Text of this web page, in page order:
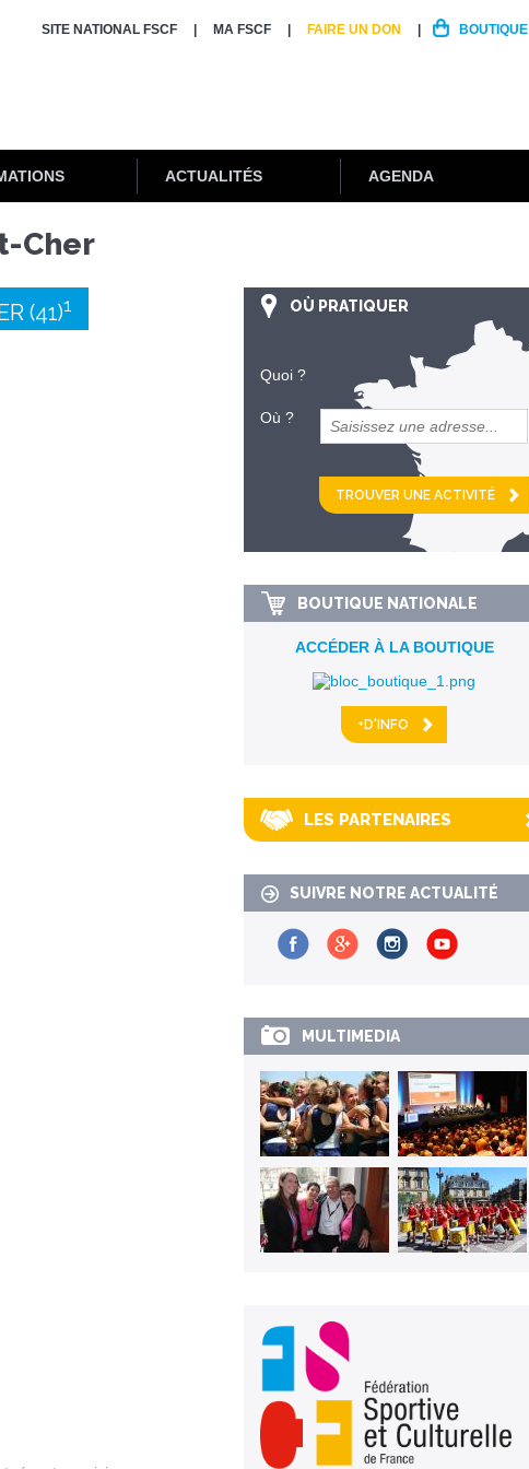
SITE NATIONAL FSCF MA FSCF FAIRE UN DON BOUTIQUE
ACTUALITÉS AGENDA
Cher
(41)1 OÙ PRATIQUER
Quoi ?
Où ?
et
km alentour
BOUTIQUE NATIONALE
ACCÉDER À LA BOUTIQUE
+D'INFO
LES PARTENAIRES
SUIVRE NOTRE ACTUALITÉ
MULTIMEDIA